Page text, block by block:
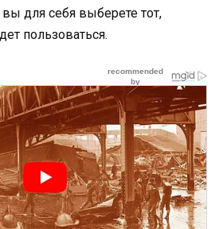
для себя выберете тот,
пользоваться.